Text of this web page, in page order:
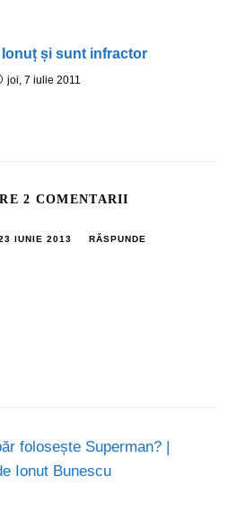
și sunt infractor
joi, 7 iulie 2011
2 COMENTARII
IUNIE 2013 RĂSPUNDE
folosește Superman? |
Ionut Bunescu